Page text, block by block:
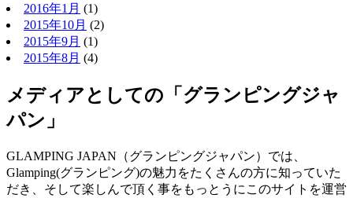
2016年1月 (1)
2015年10月 (2)
2015年9月 (1)
2015年8月 (4)
メディアとしての「グランピングジャ
パン」
GLAMPING JAPAN（グランピングジャパン）では、
Glamping(グランピング)の魅力をたくさんの方に知っていた
だき、そして楽しんで頂く事をもっとうにこのサイトを運営